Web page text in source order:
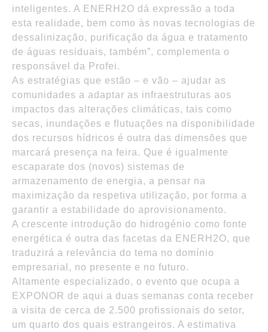
inteligentes. A ENERH2O dá expressão a toda
esta realidade, bem como às novas tecnologias de
dessalinização, purificação da água e tratamento
de águas residuais, também”, complementa o
responsável da Profei.
As estratégias que estão – e vão – ajudar as
comunidades a adaptar as infraestruturas aos
impactos das alterações climáticas, tais como
secas, inundações e flutuações na disponibilidade
dos recursos hídricos é outra das dimensões que
marcará presença na feira. Que é igualmente
escaparate dos (novos) sistemas de
armazenamento de energia, a pensar na
maximização da respetiva utilização, por forma a
garantir a estabilidade do aprovisionamento.
A crescente introdução do hidrogénio como fonte
energética é outra das facetas da ENERH2O, que
traduzirá a relevância do tema no domínio
empresarial, no presente e no futuro.
Altamente especializado, o evento que ocupa a
EXPONOR de aqui a duas semanas conta receber
a visita de cerca de 2.500 profissionais do setor,
um quarto dos quais estrangeiros. A estimativa